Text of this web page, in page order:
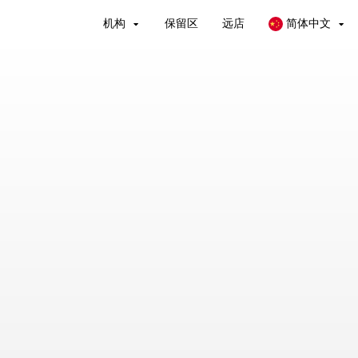
机构 保留区 远店 简体中文